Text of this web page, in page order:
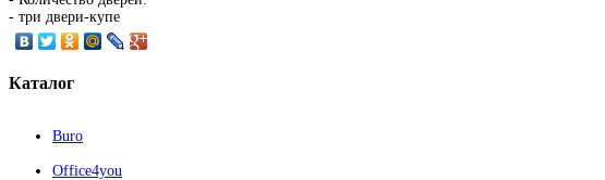
- три двери-купе
Каталог
Buro
Office4you